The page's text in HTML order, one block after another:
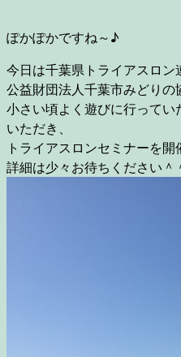
ぽかぽかですね～♪
今日は千葉県トライアスロン
公益財団法人千葉市みどりの
小さい頃よく遊びに行って
いただき、
トライアスロンセミナーを開
詳細は少々お待ちください＾